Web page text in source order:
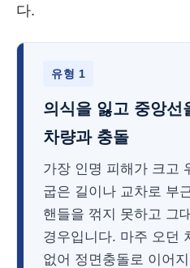
다.
유형 1
의식을 잃고 중앙선
차량과 충돌
가장 인명 피해가 크고
굽은 길이나 교차로 부
핸들을 꺾지 못하고 그
경우입니다. 마주 오던
없어 정면충돌로 이어